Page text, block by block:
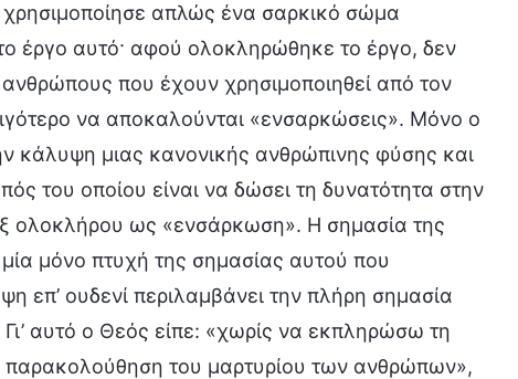
απλώς ένα σαρκικό σώμα
έργο αυτό· αφού ολοκληρώθηκε το έργο, δεν
που έχουν χρησιμοποιηθεί από τον
να αποκαλούνται «ενσαρκώσεις». Μόνο ο
κάλυψη μιας κανονικής ανθρώπινης φύσης και
του οποίου είναι να δώσει τη δυνατότητα στην
ολοκλήρου ως «ενσάρκωση». Η σημασία της
μόνο πτυχή της σημασίας αυτού που
ουδενί περιλαμβάνει την πλήρη σημασία
αυτό ο Θεός είπε: «χωρίς να εκπληρώσω τη
του μαρτυρίου των ανθρώπων»,